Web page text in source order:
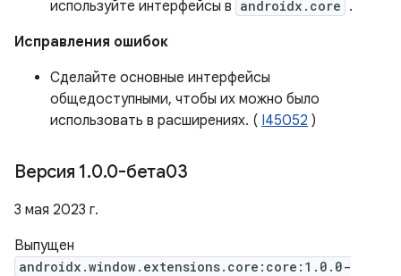
используйте интерфейсы в androidx.core .
Исправления ошибок
Сделайте основные интерфейсы
общедоступными, чтобы их можно было
использовать в расширениях. ( I45052 )
Версия 1.0.0-бета03
3 мая 2023 г.
Выпущен
androidx.window.extensions.core:core:1.0.0-